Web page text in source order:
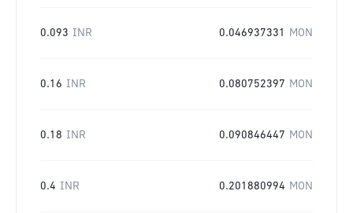
0.093 INR 0.046937331 MON
0.16 INR 0.080752397 MON
0.18 INR 0.090846447 MON
0.4 INR 0.201880994 MON